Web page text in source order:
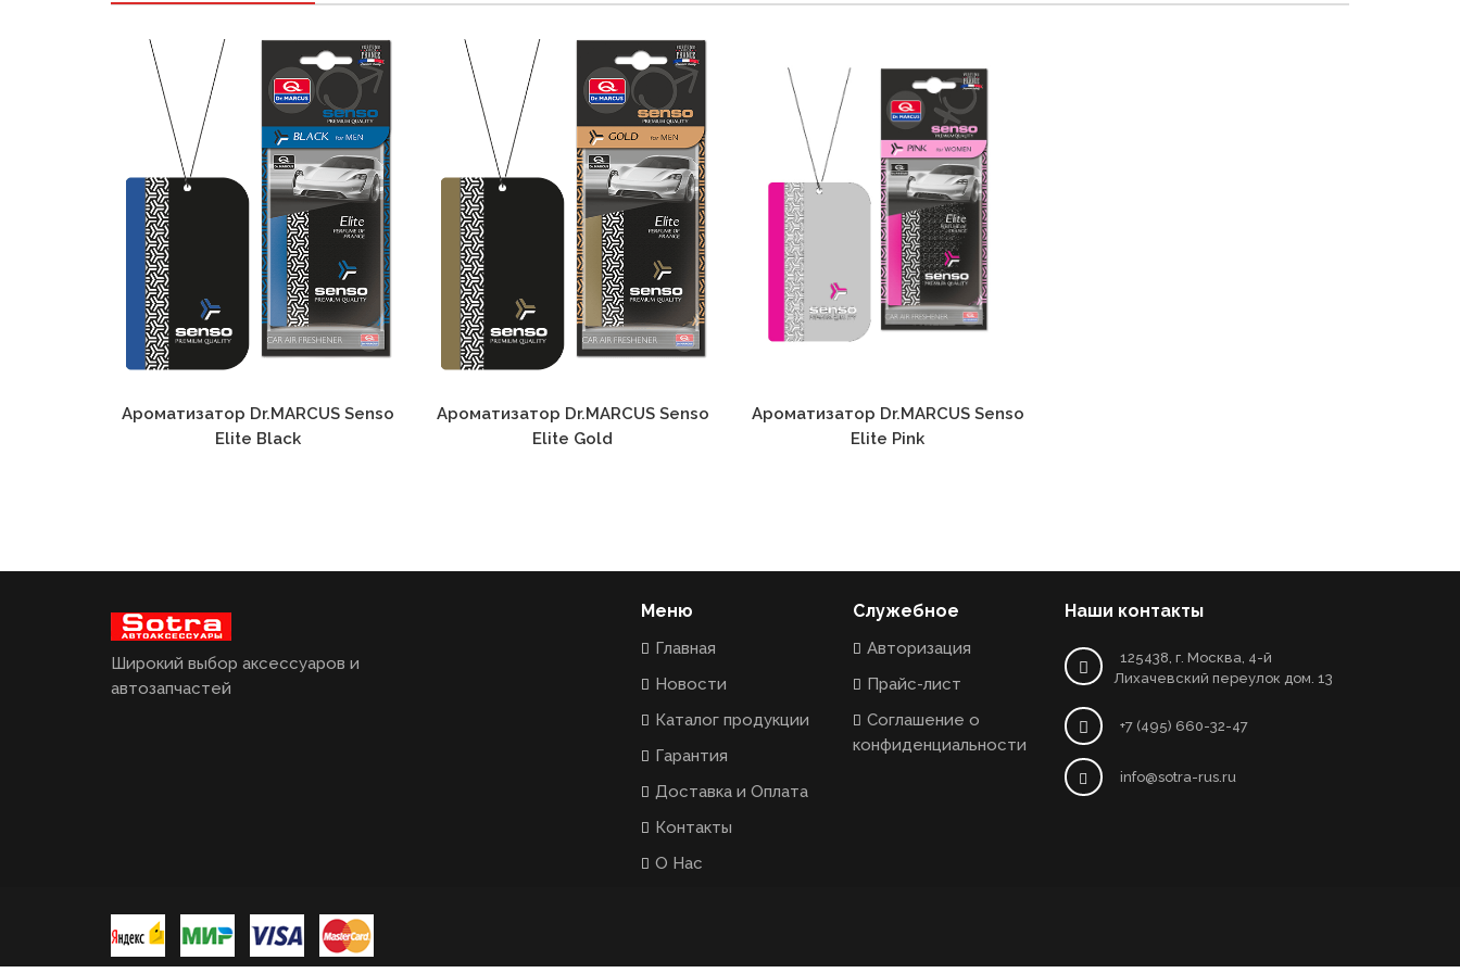
Ароматизатор Dr.MARCUS Senso
Elite Black
Ароматизатор Dr.MARCUS Senso
Elite Gold
Ароматизатор Dr.MARCUS Senso
Elite Pink
Широкий выбор аксессуаров и
автозапчастей
Меню
Главная
Новости
Каталог продукции
Гарантия
Доставка и Оплата
Контакты
О Нас
Служебное
Авторизация
Прайс-лист
Соглашение о
конфиденциальности
Наши контакты
125438, г. Москва, 4-й
Лихачевский переулок дом. 13
+7 (495) 660-32-47
info@sotra-rus.ru